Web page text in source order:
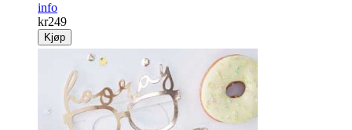
info
kr249
Kjøp